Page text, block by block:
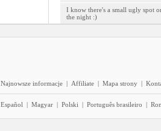
I know there's a small ugly spot
the night :)
Najnowsze informacje | Affiliate | Mapa strony |
Español | Magyar | Polski | Português brasileiro |